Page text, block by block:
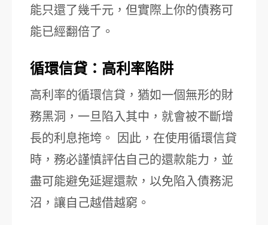
能只還了幾千元，但實際上你的債務可
能已經翻倍了。
循環信貸：高利率陷阱
高利率的循環信貸，猶如一個無形的財
務黑洞，一旦陷入其中，就會被不斷增
長的利息拖垮。 因此，在使用循環信貸
時，務必謹慎評估自己的還款能力，並
盡可能避免延遲還款，以免陷入債務泥
沼，讓自己越借越窮。